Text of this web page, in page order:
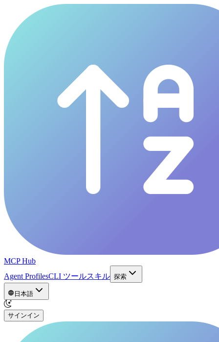
MCP Hub
Agent ProfilesCLI ツールスキル 探索
日本語
サインイン